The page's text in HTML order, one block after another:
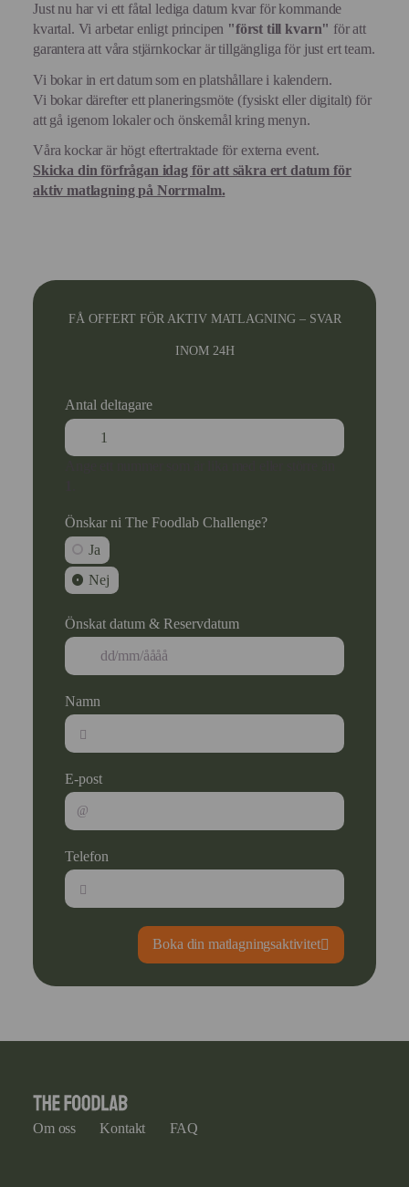
Just nu har vi ett fåtal lediga datum kvar för kommande
kvartal. Vi arbetar enligt principen "först till kvarn" för att
garantera att våra stjärnkockar är tillgängliga för just ert team.
Vi bokar in ert datum som en platshållare i kalendern.
Vi bokar därefter ett planeringsmöte (fysiskt eller digitalt) för
att gå igenom lokaler och önskemål kring menyn.
Våra kockar är högt eftertraktade för externa event.
Skicka din förfrågan idag för att säkra ert datum för
aktiv matlagningpå Norrmalm.
FÅ OFFERT FÖR AKTIV MATLAGNING – SVAR
INOM 24H
Antal deltagare
Önskar ni The Foodlab Challenge?
Ja
Nej
Önskat datum & Reservdatum
Namn
E-post
Telefon
Boka din matlagningsaktivitet
Om oss Kontakt FAQ